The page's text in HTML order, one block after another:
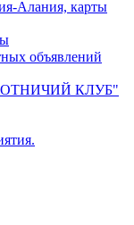
Алания, карты
объявлений
КЛУБ"